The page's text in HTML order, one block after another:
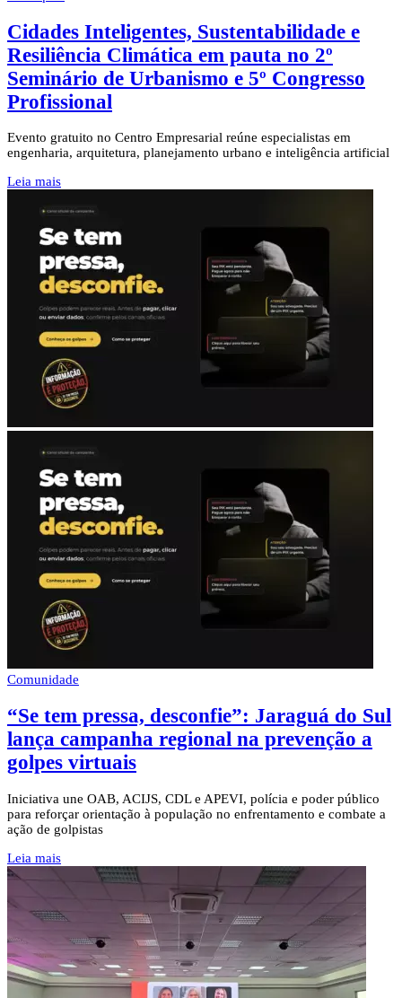
Cidades Inteligentes, Sustentabilidade e
Resiliência Climática em pauta no 2º
Seminário de Urbanismo e 5º Congresso
Profissional
Evento gratuito no Centro Empresarial reúne especialistas em
engenharia, arquitetura, planejamento urbano e inteligência artificial
Leia mais
Comunidade
“Se tem pressa, desconfie”: Jaraguá do Sul
lança campanha regional na prevenção a
golpes virtuais
Iniciativa une OAB, ACIJS, CDL e APEVI, polícia e poder público
para reforçar orientação à população no enfrentamento e combate a
ação de golpistas
Leia mais